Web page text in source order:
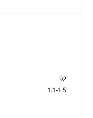
92
1.1-1.5